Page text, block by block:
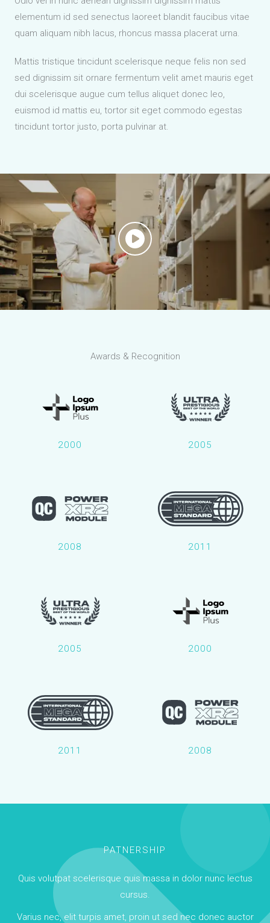
elementum id sed senectus laoreet blandit faucibus vitae
quam aliquam nibh lacus, rhoncus massa placerat urna.
Mattis tristique tincidunt scelerisque neque felis non sed
sed dignissim sit ornare fermentum velit amet mauris eget
dui scelerisque augue cum tellus aliquet donec leo,
euismod id mattis eu, tortor sit eget commodo egestas
tincidunt tortor justo, porta pulvinar at.
Awards & Recognition
2000 2005
2008 2011
2005 2000
2011 2008
PATNERSHIP
Quis volutpat scelerisque quis massa in dolor nunc lectus
cursus.
Varius nec, elit turpis amet, proin ut sed nec donec auctor